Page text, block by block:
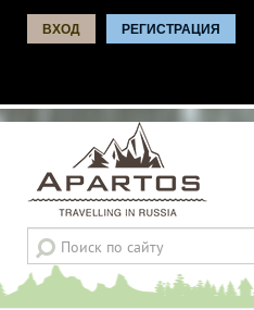
ВХОД РЕГИСТРАЦИЯ